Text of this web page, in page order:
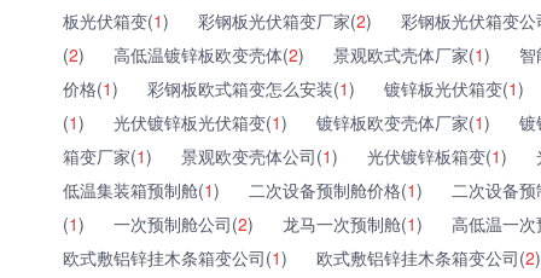
板光伏箱变(1) 彩钢板光伏箱变厂家(2)
彩钢板光伏箱变公
(2) 高低温镀锌板欧变壳体(2) 景观欧式壳体厂家(1)
价格(1) 彩钢板欧式箱变怎么安装(1) 镀锌板光伏箱变(1)
(1) 光伏镀锌板光伏箱变(1) 镀锌板欧变壳体厂家(1)
镀
箱变厂家(1) 景观欧变壳体公司(1) 光伏镀锌板箱变(1)
低温集装箱预制舱(1) 二次设备预制舱价格(1)
二次设备
(1) 一次预制舱公司(2) 龙马一次预制舱(1)
高低温一
欧式敷铝锌挂木条箱变公司(1) 欧式敷铝锌挂木条箱变公司(2)